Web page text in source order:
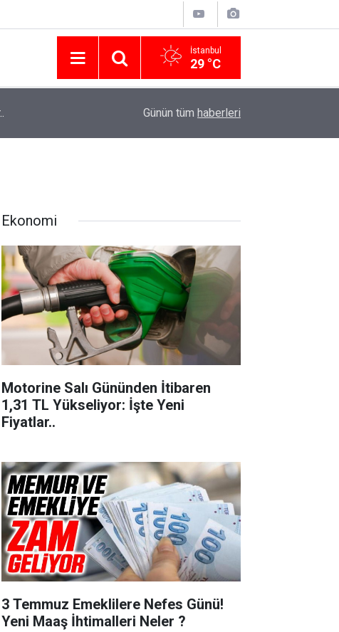
İstanbul
29 °C
Günün tüm haberleri
Ekonomi
Motorine Salı Gününden İtibaren
1,31 TL Yükseliyor: İşte Yeni
Fiyatlar..
3 Temmuz Emeklilere Nefes Günü!
Yeni Maaş İhtimalleri Neler ?